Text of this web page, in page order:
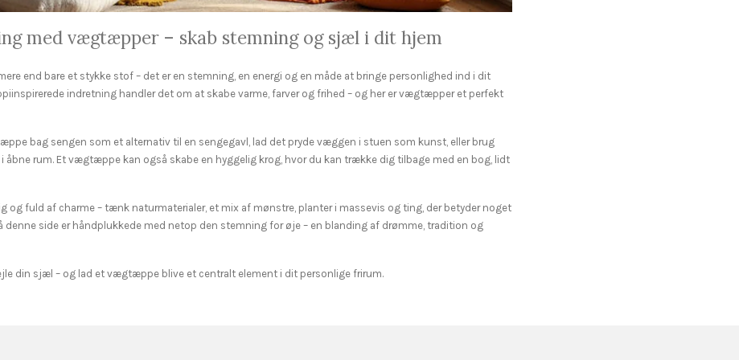
med vægtæpper – skab stemning og sjæl i dit hjem
end bare et stykke stof – det er en stemning, en energi og en måde at bringe personlighed ind i dit
indretning handler det om at skabe varme, farver og frihed – og her er vægtæpper et perfekt
bag sengen som et alternativ til en sengegavl, lad det pryde væggen i stuen som kunst, eller brug
åbne rum. Et vægtæppe kan også skabe en hyggelig krog, hvor du kan trække dig tilbage med en bog, lidt
og fuld af charme – tænk naturmaterialer, et mix af mønstre, planter i massevis og ting, der betyder noget
side er håndplukkede med netop den stemning for øje – en blanding af drømme, tradition og
din sjæl – og lad et vægtæppe blive et centralt element i dit personlige frirum.